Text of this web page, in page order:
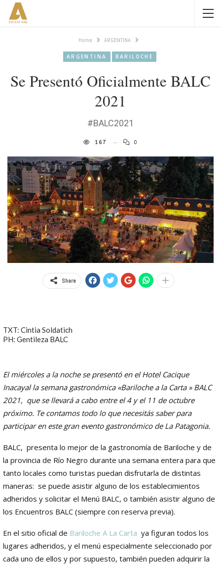
Home ARGENTINA
ARGENTINA BARILOCHE
Se Presentó Oficialmente BALC
2021
#BALC2021
167 0
Share
TXT: Cintia Soldatich
PH: Gentileza BALC
El miércoles a la noche se presentó en el Hotel Cacique
Inacayal la semana gastronómica «Bariloche a la Carta » BALC
2021, que se llevará a cabo entre el 4 y el 11 de octubre
próximo. Te contamos todo lo que necesitás saber para
participar en este gran evento gastronómico de La Patagonia.
BALC, presenta lo mejor de la gastronomía de Bariloche y de
la provincia de Río Negro durante una semana entera para que
tanto locales como turistas puedan disfrutarla de distintas
maneras: se puede asistir alguno de los establecimientos
adheridos y solicitar el Menú BALC, o también asistir alguno de
los Encuentros BALC (siempre con reserva previa).
En el sitio oficial de Bariloche A La Carta ya figuran todos los
lugares adheridos, y el menú especialmente seleccionado por
cada uno de ellos y por supuesto, también pueden adquirir la